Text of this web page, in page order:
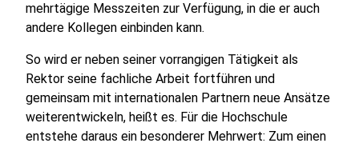
mehrtägige Messzeiten zur Verfügung, in die er auch
andere Kollegen einbinden kann.
So wird er neben seiner vorrangigen Tätigkeit als
Rektor seine fachliche Arbeit fortführen und
gemeinsam mit internationalen Partnern neue Ansätze
weiterentwickeln, heißt es. Für die Hochschule
entstehe daraus ein besonderer Mehrwert: Zum einen